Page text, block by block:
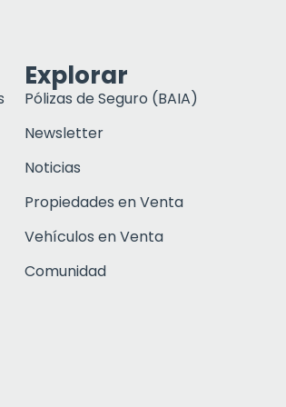
Explorar
Pólizas de Seguro (BAIA)
Newsletter
Noticias
Propiedades en Venta
Vehículos en Venta
Comunidad